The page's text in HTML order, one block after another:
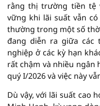
rằng thị trường tiền tệ
vững khi lãi suất vẫn
thường trong một số
đang diễn ra giữa các
nghiệp ở các kỳ hạn
rất chậm và nhiều ngân
quý I/2026 và việc này
Dù vậy, với lãi suất cao